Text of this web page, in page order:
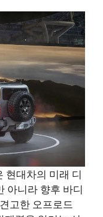
현대차의 미래 디
아니라 향후 바디
고한 오프로드